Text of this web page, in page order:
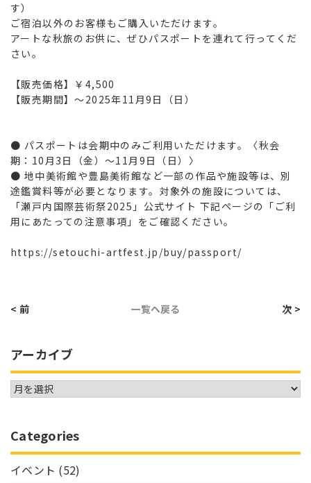
す）
ご宿泊以外のお客様もご購入いただけます。
アートな秋旅のお供に、ぜひパスポートを連れて行ってくだ
さい。
【販売価格】￥4,500
【販売期間】～2025年11月9日（日）
● パスポートは会期中のみご利用いただけます。〈秋会
期：10月3日（金）～11月9日（日）〉
● 地中美術館や豊島美術館など一部の作品や施設等は、別
途鑑賞料等が必要となります。対象外の施設については、
「瀬戸内国際芸術祭2025」公式サイト 下記ページの「ご利
用にあたっての注意事項」をご確認ください。
https://setouchi-artfest.jp/buy/passport/
一覧へ戻る
< 前 次 >
アーカイブ
Categories
イベント (52)